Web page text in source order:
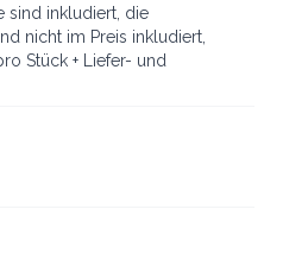
sind inkludiert, die
nicht im Preis inkludiert,
Stück + Liefer- und